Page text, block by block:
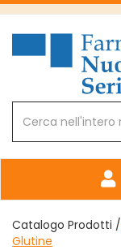
Passa
principale
Farmacia
Nuova
Prodotto
Catalogo Prodotti /
Glutine